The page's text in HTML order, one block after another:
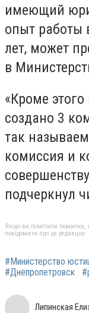
имеющий
опыт работы
лет, может
в
«Кроме
создано 3
так
комиссия и
подчеркнул
Якщо ви помітили помилку,
повідомити про це редакцію
#Министерство
#Днепропетровск
Липинская